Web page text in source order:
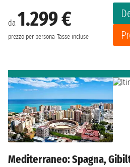
da 1.299 €
prezzo per persona Tasse incluse
Mediterraneo: Spagna,